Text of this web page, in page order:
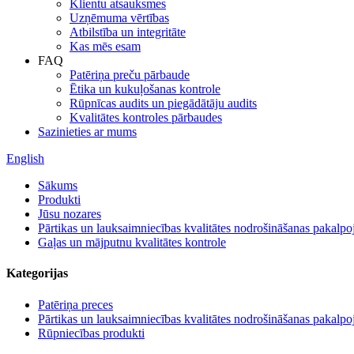
Klientu atsauksmes
Uzņēmuma vērtības
Atbilstība un integritāte
Kas mēs esam
FAQ
Patēriņa preču pārbaude
Ētika un kukuļošanas kontrole
Rūpnīcas audits un piegādātāju audits
Kvalitātes kontroles pārbaudes
Sazinieties ar mums
English
Sākums
Produkti
Jūsu nozares
Pārtikas un lauksaimniecības kvalitātes nodrošināšanas
Gaļas un mājputnu kvalitātes kontrole
Kategorijas
Patēriņa preces
Pārtikas un lauksaimniecības kvalitātes nodrošināšanas
Rūpniecības produkti